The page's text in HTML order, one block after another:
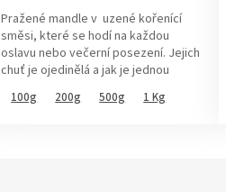
5
hvězdiček.
Pražené mandle v uzené kořenící
směsi, které se hodí na každou
oslavu nebo večerní posezení. Jejich
chuť je ojedinělá a jak je jednou
jiného...
100g 200g 500g 1 Kg